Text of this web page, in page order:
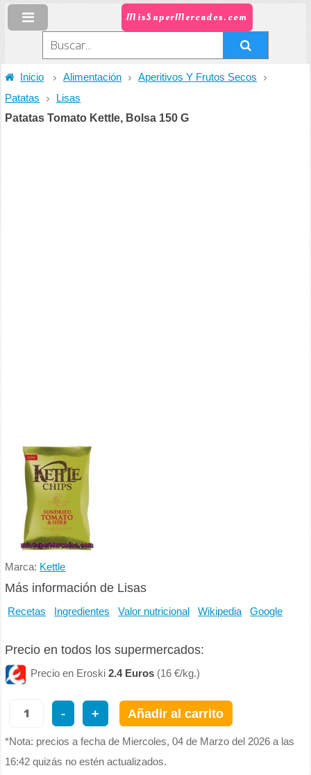
MisSuperMercados.com
Inicio Alimentación
Aperitivos Y Frutos Secos
Patatas
Lisas
Patatas Tomato Kettle, Bolsa 150 G
Marca: Kettle
Más información de Lisas
Recetas Ingredientes Valor nutricional Wikipedia Google
Precio en todos los supermercados:
Precio en Eroski2.4 Euros (16 €/kg.)
- + Añadir al carrito
*Nota: precios a fecha de Miercoles, 04 de Marzo del 2026 a las
16:42 quizás no estén actualizados.